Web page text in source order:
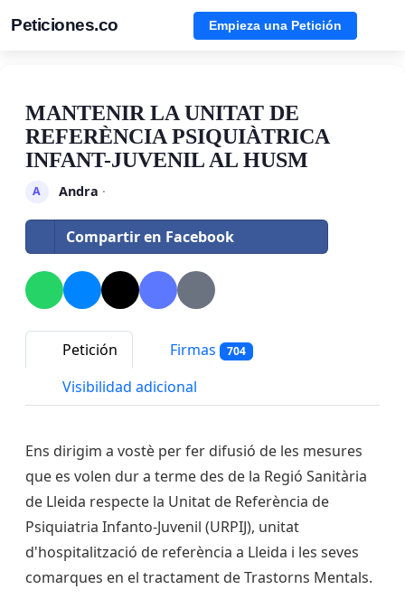
Peticiones.co Empieza una Petición
MANTENIR LA UNITAT DE
REFERÈNCIA PSIQUIÀTRICA
INFANT-JUVENIL AL HUSM
A Andra ·
Compartir en Facebook
Petición Firmas 704
Visibilidad adicional
Ens dirigim a vostè per fer difusió de les mesures
que es volen dur a terme des de la Regió Sanitària
de Lleida respecte la Unitat de Referència de
Psiquiatria Infanto-Juvenil (URPIJ), unitat
d'hospitalització de referència a Lleida i les seves
comarques en el tractament de Trastorns Mentals.